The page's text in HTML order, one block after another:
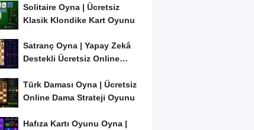
Solitaire Oyna | Ücretsiz
Klasik Klondike Kart Oyunu
Satranç Oyna | Yapay Zekâ
Destekli Ücretsiz Online
Türk Daması Oyna | Ücretsiz
Online Dama Strateji Oyunu
Hafıza Kartı Oyunu Oyna |